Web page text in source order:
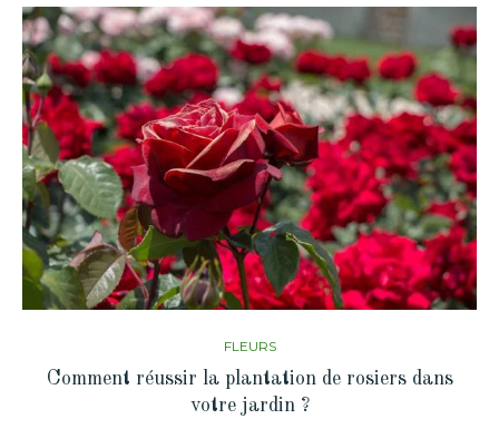
FLEURS
Comment réussir la plantation de rosiers dans
votre jardin ?